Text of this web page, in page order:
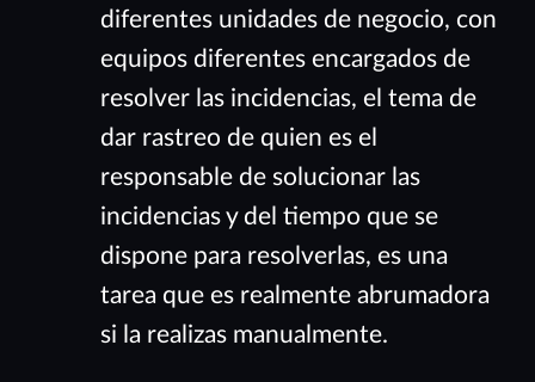
diferentes unidades de negocio, con
equipos diferentes encargados de
resolver las incidencias, el tema de
dar rastreo de quien es el
responsable de solucionar las
incidencias y del tiempo que se
dispone para resolverlas, es una
tarea que es realmente abrumadora
si la realizas manualmente.